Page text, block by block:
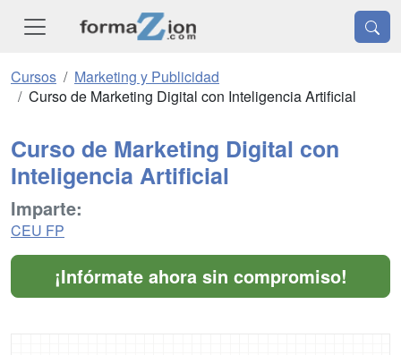
Cursos
Marketing y Publicidad
Curso de Marketing Digital con Inteligencia Artificial
Curso de Marketing Digital con
Inteligencia Artificial
Imparte:
CEU FP
¡Infórmate ahora sin compromiso!